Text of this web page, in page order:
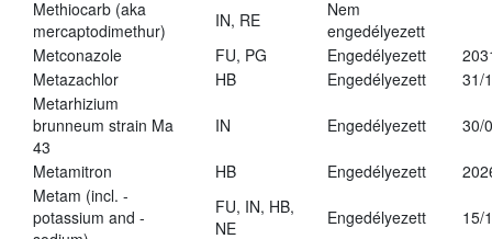
Methiocarb (aka
mercaptodimethur)
IN, RE
Nem
engedélyezett
Metconazole
FU, PG Engedélyezett
Metazachlor
HB Engedélyezett
31/
Metarhizium
brunneum strain Ma
43
IN Engedélyezett 30/
Metamitron HB Engedélyezett
Metam (incl. -
potassium and -
FU, IN, HB,
NE
Engedélyezett 15/